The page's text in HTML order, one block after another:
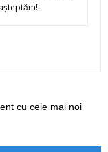
cu cele mai noi